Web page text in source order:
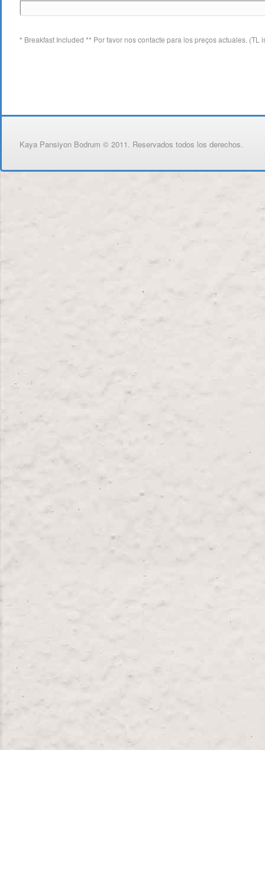
* Breakfast Included ** Por favor nos contacte para los preços actuales.
Kaya Pansiyon Bodrum © 2011. Reservados todos los derechos.